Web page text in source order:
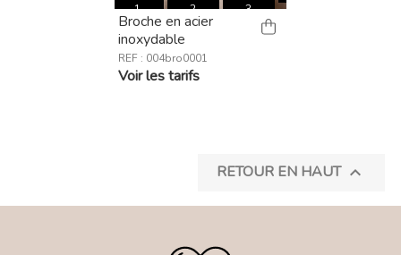
1
2
3
Broche en acier
inoxydable
REF : 004bro0001
Voir les tarifs
RETOUR EN HAUT 